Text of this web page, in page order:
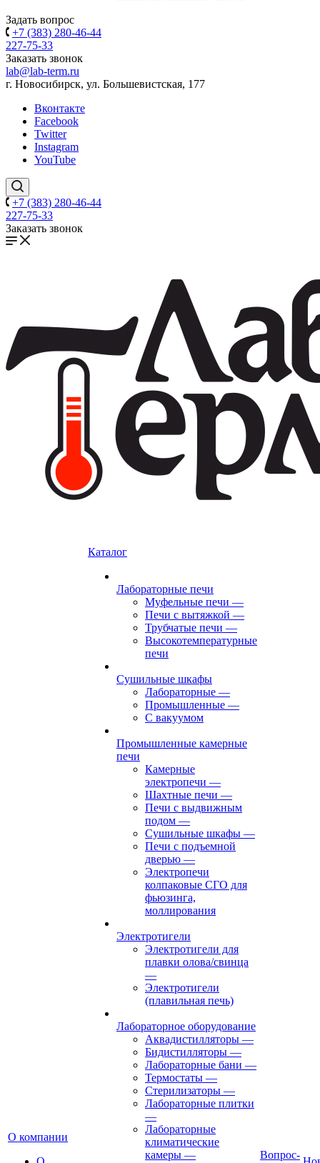
Задать вопрос
+7 (383) 280-46-44
227-75-33
Заказать звонок
lab@lab-term.ru
г. Новосибирск, ул. Большевистская, 177
Вконтакте
Facebook
Twitter
Instagram
YouTube
+7 (383) 280-46-44
227-75-33
Заказать звонок
О компании
Каталог
Лабораторные печи
Муфельные печи —
Печи с вытяжкой —
Трубчатые печи —
Высокотемпературные
печи
Сушильные шкафы
Лабораторные —
Промышленные —
С вакуумом
Промышленные камерные
печи
Камерные
электропечи —
Шахтные печи —
Печи с выдвижным
подом —
Сушильные шкафы —
Печи с подъемной
дверью —
Электропечи
колпаковые СГО для
фьюзинга,
моллирования
Электротигели
Электротигели для
плавки олова/свинца
—
Электротигели
(плавильная печь)
Лабораторное оборудование
Аквадистилляторы —
Бидистилляторы —
Лабораторные бани —
Термостаты —
Стерилизаторы —
Лабораторные плитки
—
Лабораторные
климатические
камеры —
Вопрос-